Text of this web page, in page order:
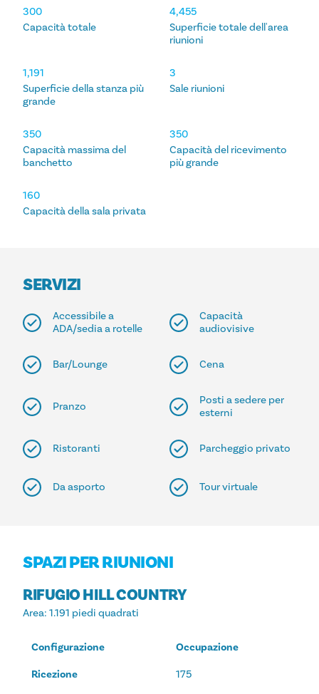
ALLOGGI
Capacità totale
300
Superficie totale dell'area
riunioni
4,455
Superficie della stanza più
grande
1,191
Sale riunioni
3
Capacità massima del
banchetto
350
Capacità del ricevimento
più grande
350
Capacità della sala privata
160
SERVIZI
Accessibile a
ADA/sedia a rotelle
Capacità
audiovisive
Bar/Lounge Cena
Pranzo
Posti a sedere per
esterni
Ristoranti Parcheggio privato
Da asporto Tour virtuale
SPAZI PER RIUNIONI
RIFUGIO HILL COUNTRY
Area: 1.191 piedi quadrati
Configurazione
Occupazione
Ricezione
175